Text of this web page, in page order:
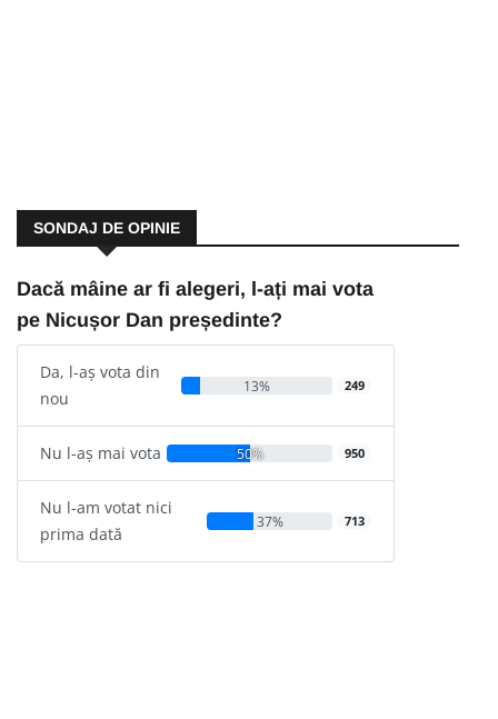
SONDAJ DE OPINIE
Dacă mâine ar fi alegeri, l-ați mai vota
pe Nicușor Dan președinte?
Da, l-aș vota din
nou
13% 249
Nu l-aș mai vota 50% 950
Nu l-am votat nici
prima dată
37% 713